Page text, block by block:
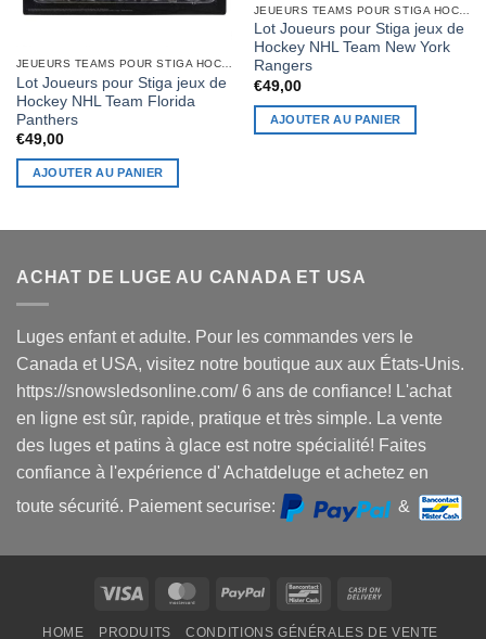
JEUEURS TEAMS POUR STIGA HOCKEY GAME
Lot Joueurs pour Stiga jeux de
Hockey NHL Team Florida
Panthers
€49,00
AJOUTER AU PANIER
Lot Joueurs pour Stiga jeux de
Hockey NHL Team New York
Rangers
€49,00
AJOUTER AU PANIER
ACHAT DE LUGE AU CANADA ET USA
Luges enfant et adulte. Pour les commandes vers le
Canada et USA, visitez notre boutique aux aux États-Unis.
https://snowsledsonline.com/ 6 ans de confiance! L'achat
en ligne est sûr, rapide, pratique et très simple. La vente
des luges et patins à glace est notre spécialité! Faites
confiance à l'expérience d' Achatdeluge et achetez en
toute sécurité. Paiement securise:
&
Visa MasterCardPayPal Bancontact
HOME PRODUITS CONDITIONS GÉNÉRALES DE VENTE